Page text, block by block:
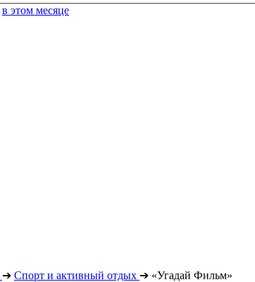
в этом месяце
➔ Спорт и активный отдых ➔ «Угадай Фильм»